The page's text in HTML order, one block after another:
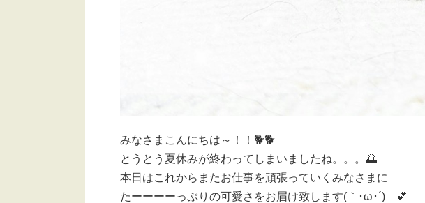
みなさまこんにちは～！！🐕🐕
とうとう夏休みが終わってしまいましたね。。。🌅
本日はこれからまたお仕事を頑張っていくみなさまに
たーーーーっぷりの可愛さをお届け致します(｀･ω･´)ゞ💕